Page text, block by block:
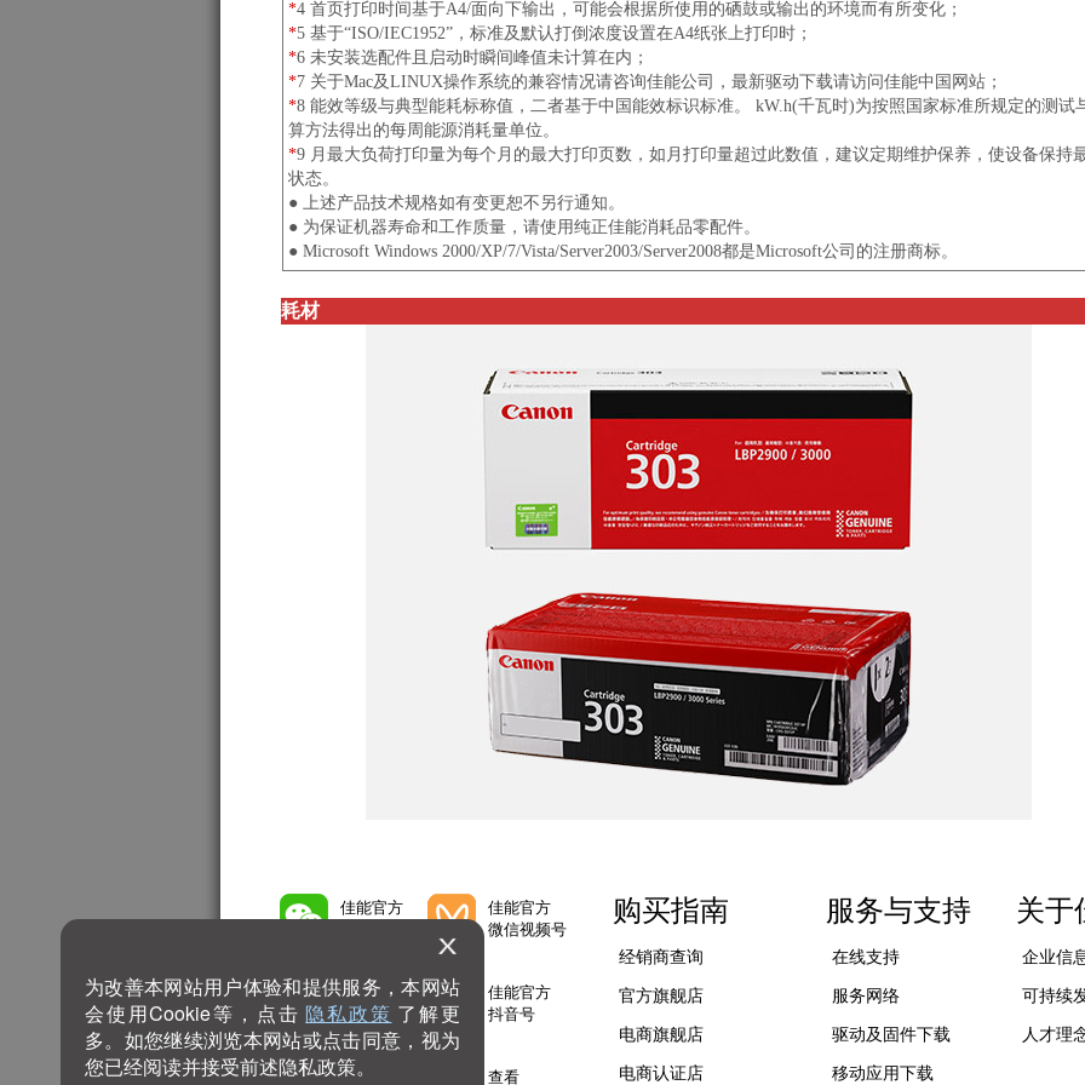
为改善本网站用户体验和提供服务，本网站
会使用Cookie等，点击 隐私政策 了解更
多。如您继续浏览本网站或点击同意，视为
您已经阅读并接受前述隐私政策。
*4 首页打印时间基于A4/面向下输出，可能会根据所使用的硒鼓或输出的环境而有所变化；
*5 基于“ISO/IEC1952”，标准及默认打倒浓度设置在A4纸张上打印时；
*6 未安装选配件且启动时瞬间峰值未计算在内；
*7 关于Mac及LINUX操作系统的兼容情况请咨询佳能公司，最新驱动下载请访问佳能中国网站；
*8 能效等级与典型能耗标称值，二者基于中国能效标识标准。 kW.h(千瓦时)为按照国家标准所规定的测试
算方法得出的每周能源消耗量单位。
*9 月最大负荷打印量为每个月的最大打印页数，如月打印量超过此数值，建议定期维护保养，使设备保持
状态。
● 上述产品技术规格如有变更恕不另行通知。
● 为保证机器寿命和工作质量，请使用纯正佳能消耗品零配件。
● Microsoft Windows 2000/XP/7/Vista/Server2003/Server2008都是Microsoft公司的注册商标。
耗材
佳能官方
佳能官方
微信视频号
佳能官方
微博号
佳能官方
抖音号
佳能官方 查看
购买指南
经销商查询
官方旗舰店
电商旗舰店
电商认证店
服务与支持
在线支持
服务网络
驱动及固件下载
移动应用下载
关于
企业信
可持续
人才理